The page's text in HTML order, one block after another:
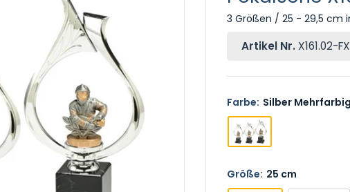
3 Größen / 25 - 29,5 cm
Artikel Nr. X161.02-
Farbe: Silber Mehrfarbig
Größe: 25 cm